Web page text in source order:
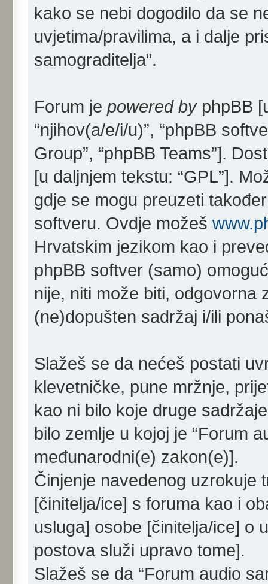
kako se nebi dogodilo da se
uvjetima/pravilima, a i dalje
samograditelja”.
Forum je powered byphpBB
“njihov(a/e/i/u)”, “phpBB
Group”, “phpBB Teams”].
[u daljnjem tekstu: “GPL”].
gdje se mogu preuzeti
softveru. Ovdje možeš
Hrvatskim jezikom kao i
phpBB softver (samo)
nije, niti može biti, odgovorna
(ne)dopušten sadržaj i/ili
Slažeš se da nećeš postati
klevetničke, pune mržnje,
kao ni bilo koje druge
bilo zemlje u kojoj je “Forum
međunarodni(e) zakon(e)].
Činjenje navedenog uzrokuje
[činitelja/ice] s foruma kao i
usluga] osobe [činitelja/ice] o
postova služi upravo tome].
Slažeš se da “Forum audio